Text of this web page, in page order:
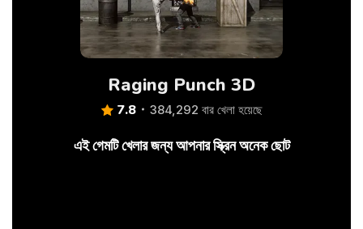
Raging Punch 3D
7.8 384,292 বার খেলা হয়েছে
এই গেমটি খেলার জন্য আপনার স্ক্রিন অনেক ছোট